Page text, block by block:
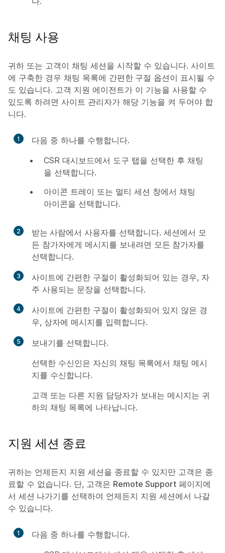
채팅 사용
귀하 또는 고객이 채팅 세션을 시작할 수 있습니다. 사이트
에 구축한 경우 채팅 목록에 간편한 구절 옵션이 표시될 수
도 있습니다. 고객 지원 에이전트가 이 기능을 사용할 수
있도록 하려면 사이트 관리자가 해당 기능을 켜 두어야 합
니다.
1
다음 중 하나를 수행합니다.
CSR 대시보드에서 도구 탭을 선택한 후 채팅
을 선택합니다.
아이콘 트레이 또는 멀티 세션 창에서 채팅
아이콘을 선택합니다.
2 받는 사람에서 사용자를 선택합니다. 세션에서 모
든 참가자에게 메시지를 보내려면 모든 참가자를
선택합니다.
3
사이트에 간편한 구절이 활성화되어 있는 경우, 자
주 사용되는 문장을 선택합니다.
4
사이트에 간편한 구절이 활성화되어 있지 않은 경
우, 상자에 메시지를 입력합니다.
5 보내기를 선택합니다.
선택한 수신인은 자신의 채팅 목록에서 채팅 메시
지를 수신합니다.
고객 또는 다른 지원 담당자가 보내는 메시지는 귀
하의 채팅 목록에 나타납니다.
지원 세션 종료
귀하는 언제든지 지원 세션을 종료할 수 있지만 고객은 종
료할 수 없습니다. 단, 고객은 Remote Support 페이지에
서 세션 나가기를 선택하여 언제든지 지원 세션에서 나갈
수 있습니다.
1
다음 중 하나를 수행합니다.